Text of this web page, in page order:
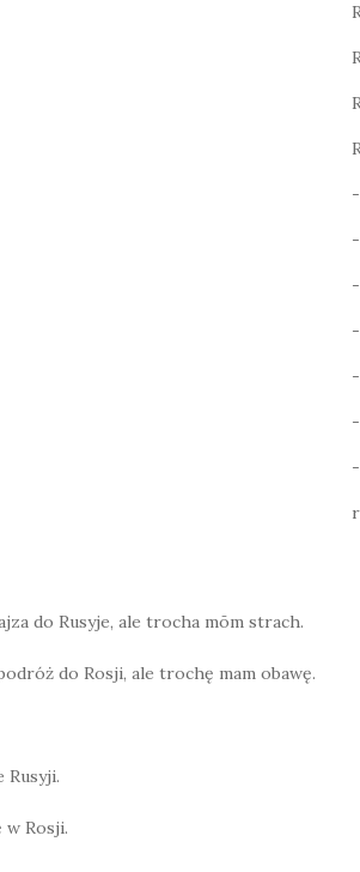
-
-
-
-
-
-
-
do Rusyje, ale trocha mōm strach.
do Rosji, ale trochę mam obawę.
Rusyji.
w Rosji.